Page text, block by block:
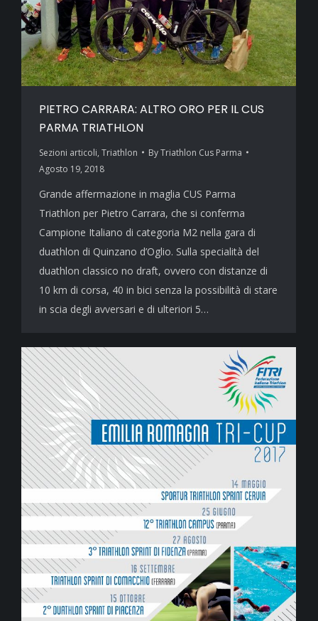
PIETRO CARRARA: ALTRO ORO PER IL CUS
PARMA TRIATHLON
Sezioni articoli, Triathlon ByTriathlon Cus Parma
Agosto 19, 2018
Grande affermazione in maglia CUS Parma
Triathlon per Pietro Carrara, che si conferma
Campione Italiano di categoria M2 nella gara di
duathlon di Quinzano d’Oglio. Sulla specialità del
duathlon classico no draft, ovvero con distanze di
10 km di corsa, 40 in bici senza la possibilità di stare
in scia degli avversari e di ulteriori 5…